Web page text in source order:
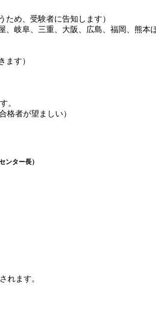
ため、受験者に告知します）
岐阜、三重、大阪、広島、福岡、熊本
ます）
。
格者が望ましい）
ンター長）
れます。